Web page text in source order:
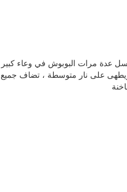
على نار متوسطة ، تضاف